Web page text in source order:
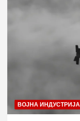
ВОЈНА ИНДУСТРИЈА